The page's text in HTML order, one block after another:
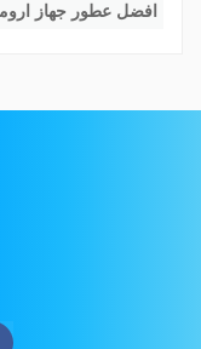
افضل عطور جهاز